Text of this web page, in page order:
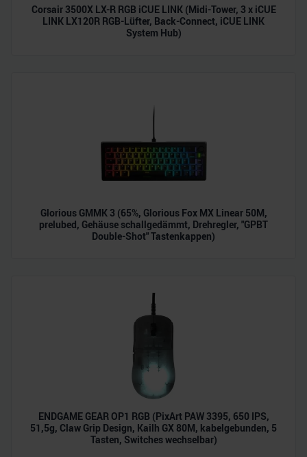
Partner führen diese Informationen möglicherweise mit
weiteren Daten zusammen, die Sie ihnen bereitgestellt
haben oder die sie im Rahmen Ihrer Nutzung der Dienste
Corsair 3500X LX-R RGB iCUE LINK (Midi-Tower, 3 x iCUE
LINK LX120R RGB-Lüfter, Back-Connect, iCUE LINK
System Hub)
Glorious GMMK 3 (65%, Glorious Fox MX Linear 50M,
prelubed, Gehäuse schallgedämmt, Drehregler, "GPBT
Double-Shot" Tastenkappen)
ENDGAME GEAR OP1 RGB (PixArt PAW 3395, 650 IPS,
51,5g, Claw Grip Design, Kailh GX 80M, kabelgebunden, 5
Tasten, Switches wechselbar)